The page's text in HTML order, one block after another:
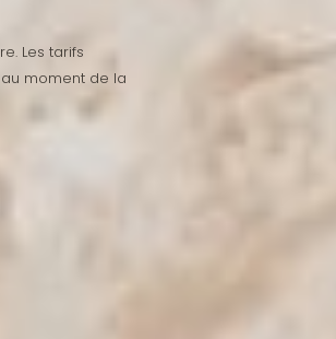
Les tarifs
moment de la